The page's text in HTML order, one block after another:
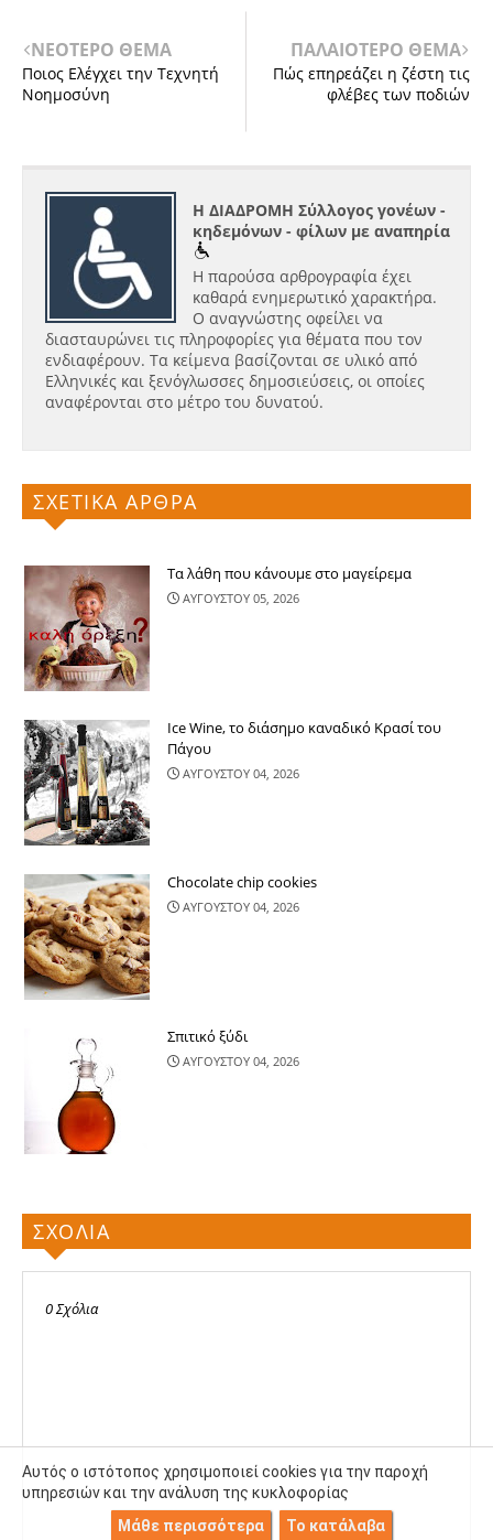
ΝΕΟΤΕΡΟ ΘΕΜΑ
Ποιος Ελέγχει την Τεχνητή
Νοημοσύνη
ΠΑΛΑΙΟΤΕΡΟ ΘΕΜΑ
Πώς επηρεάζει η ζέστη τις
φλέβες των ποδιών
Η ΔΙΑΔΡΟΜΗ Σύλλογος γονέων -
κηδεμόνων - φίλων με αναπηρία
Η παρούσα αρθρογραφία έχει
καθαρά ενημερωτικό χαρακτήρα.
Ο αναγνώστης οφείλει να
διασταυρώνει τις πληροφορίες για θέματα που τον
ενδιαφέρουν. Τα κείμενα βασίζονται σε υλικό από
Ελληνικές και ξενόγλωσσες δημοσιεύσεις, οι οποίες
αναφέρονται στο μέτρο του δυνατού.
ΣΧΕΤΙΚΑ ΑΡΘΡΑ
Τα λάθη που κάνουμε στο μαγείρεμα
ΑΥΓΟΥΣΤΟΥ 05, 2026
Ice Wine, το διάσημο καναδικό Κρασί του
Πάγου
ΑΥΓΟΥΣΤΟΥ 04, 2026
Chocolate chip cookies
ΑΥΓΟΥΣΤΟΥ 04, 2026
Σπιτικό ξύδι
ΑΥΓΟΥΣΤΟΥ 04, 2026
ΣΧΟΛΙΑ
0 Σχόλια
Αυτός ο ιστότοπος χρησιμοποιεί cookies για την παροχή
υπηρεσιών και την ανάλυση της κυκλοφορίας
Μάθε περισσότερα
Το κατάλαβα